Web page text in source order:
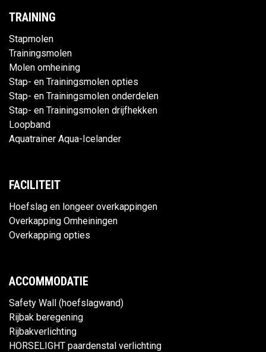
TRAINING
Stapmolen
Trainingsmolen
Molen omheining
Stap- en Trainingsmolen opties
Stap- en Trainingsmolen onderdelen
Stap- en Trainingsmolen drijfhekken
Loopband
Aquatrainer Aqua-Icelander
FACILITEIT
Hoefslag en longeer overkappingen
Overkapping Omheiningen
Overkapping opties
ACCOMMODATIE
Safety Wall (hoefslagwand)
Rijbak beregening
Rijbakverlichting
HORSELIGHT paardenstal verlichting